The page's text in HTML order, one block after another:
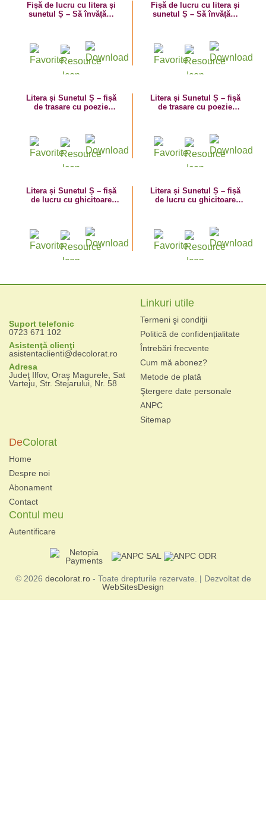
Fișă de lucru cu litera și
sunetul Ș – Să învățăm
Fișă de lucru cu litera și
sunetul Ș – Să învățăm
Litera și Sunetul Ș – fișă
de trasare cu poezie
Litera și Sunetul Ș – fișă
de trasare cu poezie
Litera și Sunetul Ș – fișă
de lucru cu ghicitoare
Litera și Sunetul Ș – fișă
de lucru cu ghicitoare
Suport telefonic
0723 671 102
Asistenţă clienţi
asistentaclienti@decolorat.ro
Adresa
Judeţ Ilfov, Oraş Magurele, Sat
Varteju, Str. Stejarului, Nr. 58
Linkuri utile
Termeni şi condiţii
Politică de confidențialitate
Întrebări frecvente
Cum mă abonez?
Metode de plată
Ştergere date personale
ANPC
Sitemap
DeColorat
Home
Despre noi
Abonament
Contact
Contul meu
Autentificare
© 2026 decolorat.ro- Toate drepturile rezervate. | Dezvoltat de
WebSitesDesign